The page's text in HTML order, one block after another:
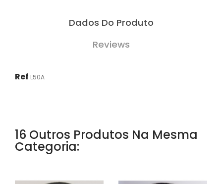
Dados Do Produto
Reviews
Ref L50A
16 Outros Produtos Na Mesma
Categoria: